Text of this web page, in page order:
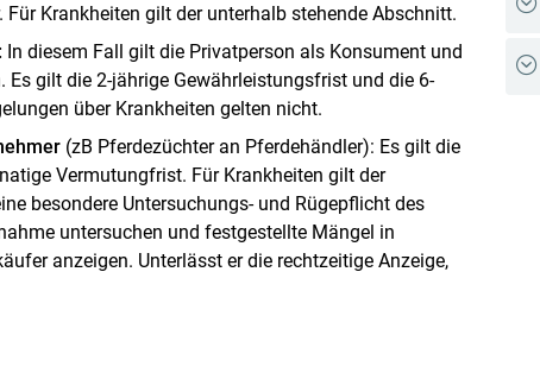
Krankheiten gilt der unterhalb stehende Abschnitt.
In diesem Fall gilt die Privatperson als Konsument und
gilt die 2-jährige Gewährleistungsfrist und die 6-
über Krankheiten gelten nicht.
(zB Pferdezüchter an Pferdehändler): Es gilt die
Vermutungfrist. Für Krankheiten gilt der
besondere Untersuchungs- und Rügepflicht des
untersuchen und festgestellte Mängel in
anzeigen. Unterlässt er die rechtzeitige Anzeige,